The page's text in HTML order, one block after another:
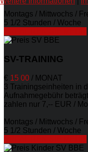
Montags / Mittwochs /
5 1/2 Stunden / Woche
SV-TRAINING
€ 15 00 / MONAT
3 Trainingseinheiten in
Aufnahmegebühr
zahlen nur 7,-- EUR /
Montags / Mittwochs /
5 1/2 Stunden / Woche